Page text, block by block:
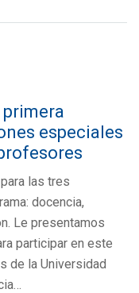
primera
especiales
las tres
docencia,
Le presentamos
participar en este
de la Universidad